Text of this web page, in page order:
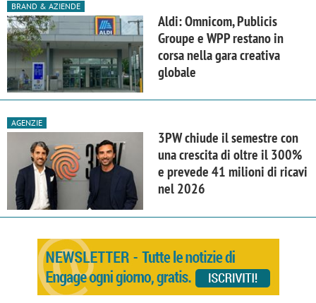
BRAND & AZIENDE
Aldi: Omnicom, Publicis
Groupe e WPP restano in
corsa nella gara creativa
globale
AGENZIE
3PW chiude il semestre con
una crescita di oltre il 300%
e prevede 41 milioni di ricavi
nel 2026